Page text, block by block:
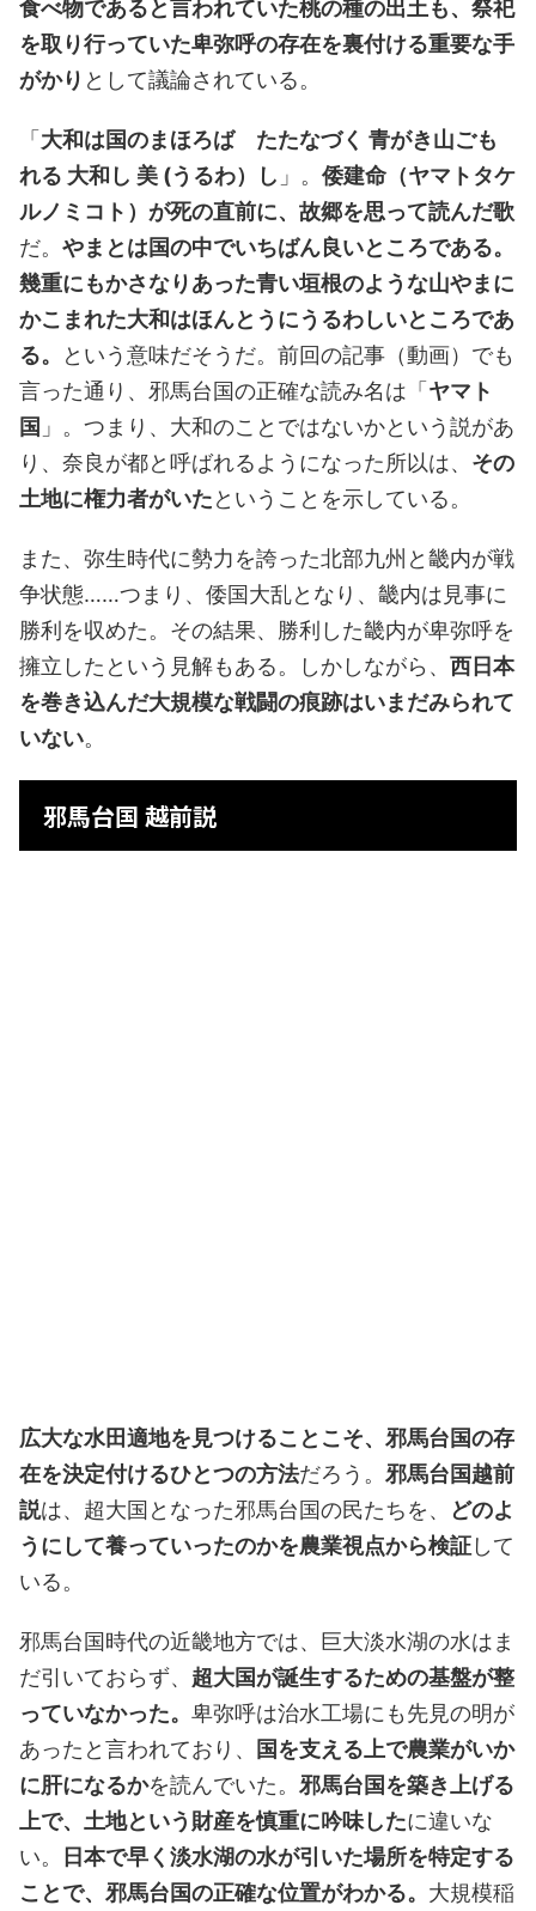
食べ物であると言われていた桃の種の出土も、祭祀
を取り行っていた卑弥呼の存在を裏付ける重要な手
がかり として議論されている。
「大和は国のまほろば
たたなづく 青がき山ごも
れる 大和し 美 (うるわ）し 」。 倭建命（ヤマトタケ
ルノミコト）が死の直前に、故郷を思って読んだ歌
だ。 やまとは国の中でいちばん良いところである。
幾重にもかさなりあった青い垣根のような山やまに
かこまれた大和はほんとうにうるわしいところであ
る。
という意味だそうだ。前回の記事（動画）でも
言った通り、邪馬台国の正確な読み名は「ヤマト
国 」。つまり、大和のことではないかという説があ
り、奈良が都と呼ばれるようになった所以は、 その
土地に権力者がいたということを示している。
また、弥生時代に勢力を誇った北部九州と畿内が戦
争状態……つまり、倭国大乱となり、畿内は見事に
勝利を収めた。その結果、勝利した畿内が卑弥呼を
擁立したという見解もある。しかしながら、 西日本
を巻き込んだ大規模な戦闘の痕跡はいまだみられて
いない。
邪馬台国 越前説
広大な水田適地を見つけることこそ、邪馬台国の存
在を決定付けるひとつの方法だろう。 邪馬台国越前
説は、超大国となった邪馬台国の民たちを、
どのよ
うにして養っていったのかを農業視点から検証して
いる。
邪馬台国時代の近畿地方では、巨大淡水湖の水はま
だ引いておらず、 超大国が誕生するための基盤が整
っていなかった。 卑弥呼は治水工場にも先見の明が
あったと言われており、 国を支える上で農業がいか
に肝になるかを読んでいた。 邪馬台国を築き上げる
上で、土地という財産を慎重に吟味したに違いな
い。
日本で早く淡水湖の水が引いた場所を特定する
ことで、邪馬台国の正確な位置がわかる。 大規模稲